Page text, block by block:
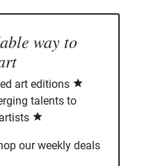
way to
art editions
talents to
our weekly deals